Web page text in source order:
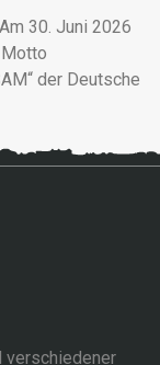
30. Juni 2026
der Deutsche
verschiedener